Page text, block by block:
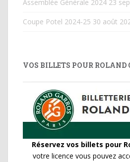
Assemblée Générale 2024 23
Coupe Potel 2024-25 30 août
VOS BILLETS POUR ROLAND
Réservez vos billets pour
votre licence vous pouvez